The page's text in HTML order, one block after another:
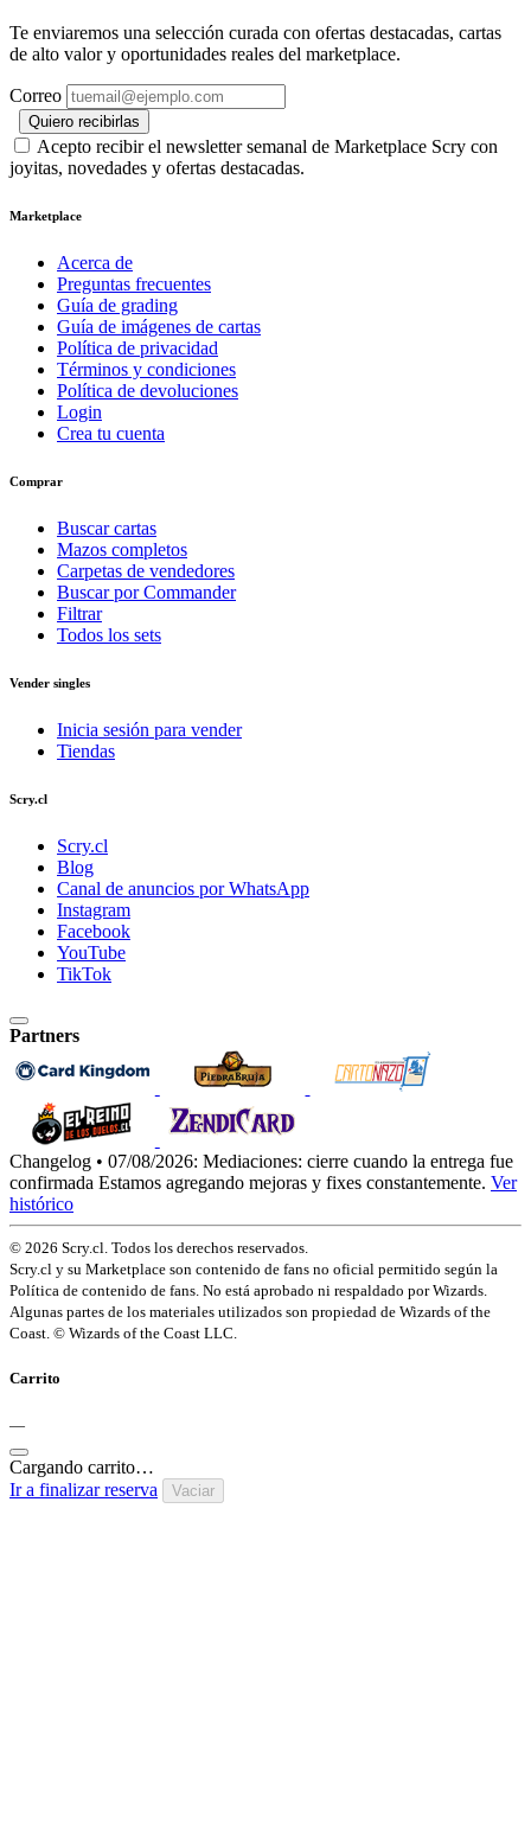
Te enviaremos una selección curada con ofertas destacadas, cartas
de alto valor y oportunidades reales del marketplace.
Correo
Quiero recibirlas
Acepto recibir el newsletter semanal de Marketplace Scry con
joyitas, novedades y ofertas destacadas.
Marketplace
Acerca de
Preguntas frecuentes
Guía de grading
Guía de imágenes de cartas
Política de privacidad
Términos y condiciones
Política de devoluciones
Login
Crea tu cuenta
Comprar
Buscar cartas
Mazos completos
Carpetas de vendedores
Buscar por Commander
Filtrar
Todos los sets
Vender singles
Inicia sesión para vender
Tiendas
Scry.cl
Scry.cl
Blog
Canal de anuncios por WhatsApp
Instagram
Facebook
YouTube
TikTok
Partners
Changelog • 07/08/2026: Mediaciones: cierre cuando la entrega fue
confirmada Estamos agregando mejoras y fixes constantemente. Ver
histórico
© 2026 Scry.cl. Todos los derechos reservados.
Scry.cl y su Marketplace son contenido de fans no oficial permitido según la
Política de contenido de fans. No está aprobado ni respaldado por Wizards.
Algunas partes de los materiales utilizados son propiedad de Wizards of the
Coast. © Wizards of the Coast LLC.
Carrito
—
Cargando carrito…
Ir a finalizar reserva
Vaciar